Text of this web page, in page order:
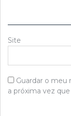
Site
Guardar o meu
a próxima vez